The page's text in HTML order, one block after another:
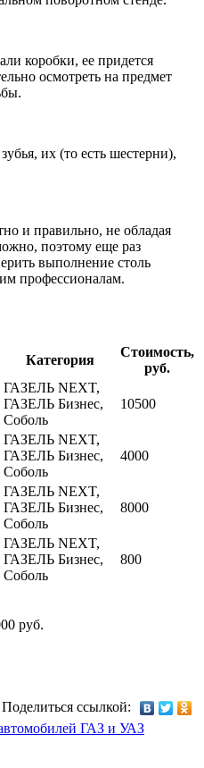
коробки, ее придется
осмотреть на предмет
их (то есть шестерни),
и правильно, не обладая
поэтому еще раз
выполнение столь
профессионалам.
Категория
Стоимость,
руб.
ГАЗЕЛЬ NEXT,
ГАЗЕЛЬ Бизнес,
Соболь
10500
ГАЗЕЛЬ NEXT,
ГАЗЕЛЬ Бизнес,
Соболь
4000
ГАЗЕЛЬ NEXT,
ГАЗЕЛЬ Бизнес,
Соболь
8000
ГАЗЕЛЬ NEXT,
ГАЗЕЛЬ Бизнес,
Соболь
800
руб.
Поделиться ссылкой: